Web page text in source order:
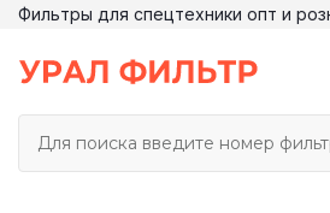
Фильтры для спецтехники опт и